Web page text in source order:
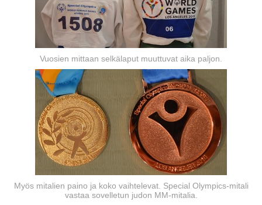
Vuosien mittaan selkälaput muuttuvat aika paljon.
Myös mitalien paino ja koko vaihtelevat. Special Olympics-mitali
vastaa sovelletun judon MM-mitalia.